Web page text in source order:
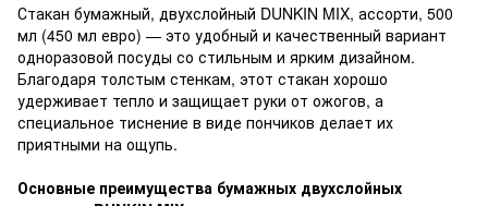
Стакан бумажный, двухслойный DUNKIN MIX, ассорти, 500
мл (450 мл евро) — это удобный и качественный вариант
одноразовой посуды со стильным и ярким дизайном.
Благодаря толстым стенкам, этот стакан хорошо
удерживает тепло и защищает руки от ожогов, а
специальное тиснение в виде пончиков делает их
приятными на ощупь.
Основные преимущества бумажных двухслойных